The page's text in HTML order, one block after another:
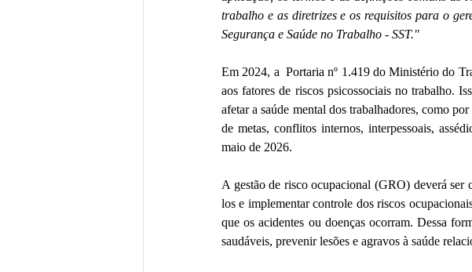
trabalho e as diretrizes e os requisitos para o
Segurança e Saúde no Trabalho - SST."
Em 2024, a  Portaria nº 1.419 do Ministério do
aos fatores de riscos psicossociais no trabalho.
afetar a saúde mental dos trabalhadores, como
de metas, conflitos internos, interpessoais,
maio de 2026.
A gestão de risco ocupacional (GRO) deverá
los e implementar controle dos riscos
que os acidentes ou doenças ocorram. Dessa
saudáveis, prevenir lesões e agravos à saúde